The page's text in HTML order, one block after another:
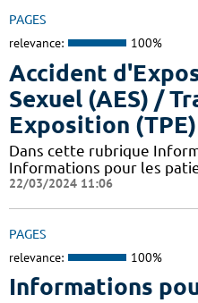
PAGES
relevance: 100%
Accident
Sexuel (AES) /
Exposition (TPE)
Dans cette rubrique
Informations pour les
22/03/2024 11:06
PAGES
relevance: 100%
Informations